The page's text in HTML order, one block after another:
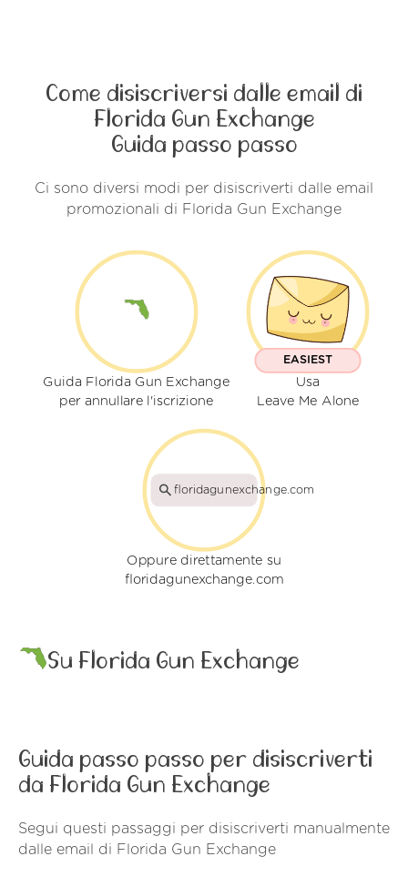
Come disiscriversi dalle email di
Florida Gun Exchange
Guida passo passo
Ci sono diversi modi per disiscriverti dalle email
promozionali di Florida Gun Exchange
Guida Florida Gun Exchange
per annullare l'iscrizione
EASIEST
Usa
Leave Me Alone
floridagunexchange.com
Oppure direttamente su
floridagunexchange.com
Su Florida Gun Exchange
Guida passo passo per disiscriverti
da Florida Gun Exchange
Segui questi passaggi per disiscriverti manualmente
dalle email di Florida Gun Exchange